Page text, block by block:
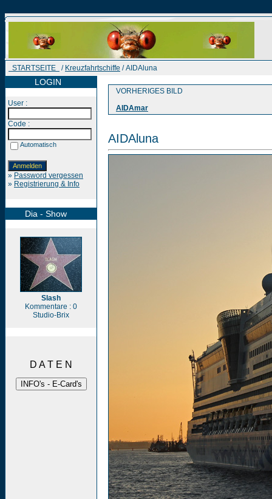
STARTSEITE / Kreuzfahrtschiffe / AIDAluna
LOGIN
User :
Code :
Automatisch
» Password vergessen
» Registrierung & Info
Dia - Show
Slash
Kommentare : 0
Studio-Brix
D A T E N
VORHERIGES BILD
AIDAmar
AIDAluna